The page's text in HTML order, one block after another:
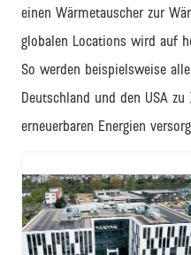
einen Wärmetauscher zur
globalen Locations wird auf
So werden beispielsweise
Deutschland und den USA
erneuerbaren Energien